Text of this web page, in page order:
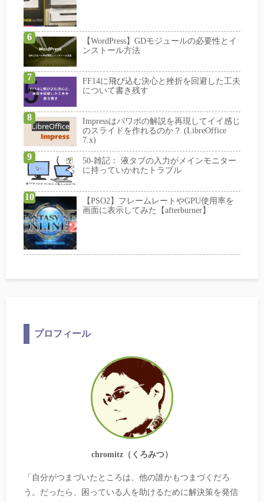
【WordPress】GDモジュールの必要性とイ
ンストール方法
FF14に飛び込む決心と挫折を回避した工夫
について書き残す
Impressはパワポの解説を再現してイイ感じ
のスライドを作れるのか？ (LibreOffice
7.x)
50-雑記： 液タブの入力がメインモニター
に持っていかれたトラブル
【PSO2】フレームレートやGPU使用率を
画面に表示してみた【afterburner】
プロフィール
chromitz（くろみつ）
「自分がつまづいたところは、他の誰かもつまづくだろ
う。だったら、困っている人を助けるために解決策を発信